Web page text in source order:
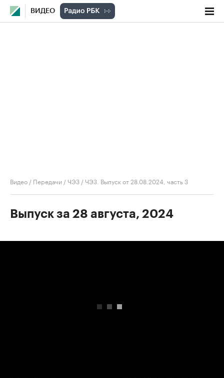
ВИДЕО
Видео / Передачи /ЧЭЗ /ЧЭЗ. Выпуск от 28.08.2024, часть 3
Выпуск за 28 августа, 2024